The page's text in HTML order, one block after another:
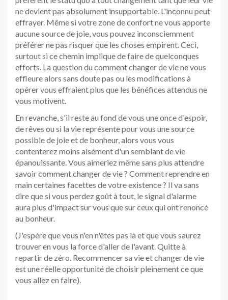
ne devient pas absolument insupportable. L'inconnu peut
effrayer. Même si votre zone de confort ne vous apporte
aucune source de joie, vous pouvez inconsciemment
préférer ne pas risquer que les choses empirent. Ceci,
surtout si ce chemin implique de faire de quelconques
efforts. La question du comment changer de vie ne vous
effleure alors sans doute pas ou les modifications à
opérer vous effraient plus que les bénéfices attendus ne
vous motivent.
En revanche, s'il reste au fond de vous une once d'espoir,
de rêves ou si la vie représente pour vous une source
possible de joie et de bonheur, alors vous vous
contenterez moins aisément d'un semblant de vie
épanouissante. Vous aimeriez même sans plus attendre
savoir comment changer de vie ? Comment reprendre en
main certaines facettes de votre existence ? Il va sans
dire que si vous perdez goût à tout, le signal d'alarme
aura plus d'impact sur vous que sur ceux qui ont renoncé
au bonheur.
(J'espère que vous n'en n'êtes pas là et que vous saurez
trouver en vous la force d'aller de l'avant. Quitte à
repartir de zéro. Recommencer sa vie et changer de vie
est une réelle opportunité de choisir pleinement ce que
vous allez en faire).